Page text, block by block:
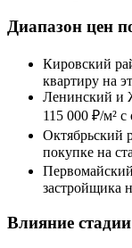
Диапазон цен
Кировский
квартиру на
Ленинский и
115 000 ₽/м²
Октябрьский
покупке на
застройщика
Влияние